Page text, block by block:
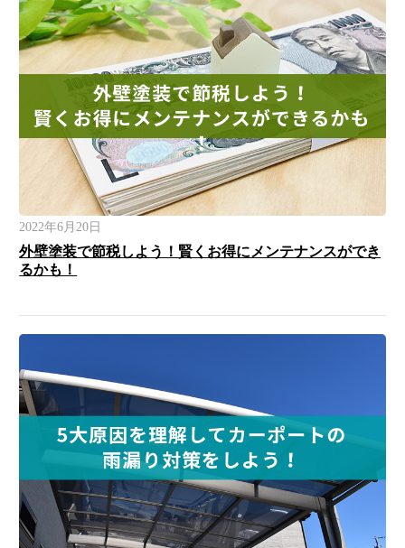
2022年6月20日
外壁塗装で節税しよう！賢くお得にメンテナンスができ
るかも！